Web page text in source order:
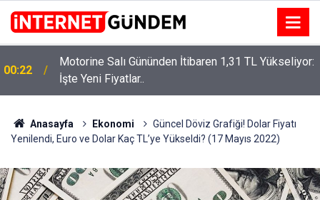
00:22
Motorine Salı Gününden İtibaren 1,31 TL Yükseliyor:
İşte Yeni Fiyatlar..
Anasayfa Ekonomi
Güncel Döviz Grafiği! Dolar Fiyatı
Yenilendi, Euro ve Dolar Kaç TL’ye Yükseldi? (17 Mayıs 2022)